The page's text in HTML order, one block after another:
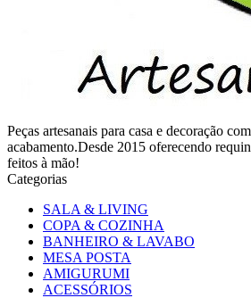
Peças artesanais para casa e decoração
acabamento.Desde 2015 oferecendo
feitos à mão!
Categorias
SALA & LIVING
COPA & COZINHA
BANHEIRO & LAVABO
MESA POSTA
AMIGURUMI
ACESSÓRIOS